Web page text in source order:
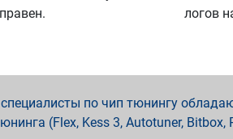
логов
по чип тюнингу
(Flex, Kess 3, Autotuner,